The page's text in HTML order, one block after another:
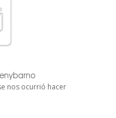
nos ocurrió hacer